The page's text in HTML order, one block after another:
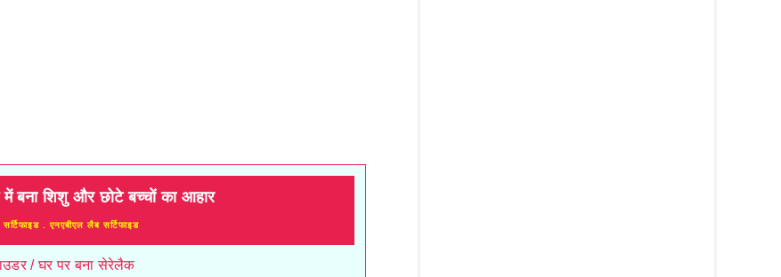
में बना शिशु और छोटे बच्चों का आहार
. एनएबीएल लैब सर्टिफाइड
/ घर पर बना सेरेलैक